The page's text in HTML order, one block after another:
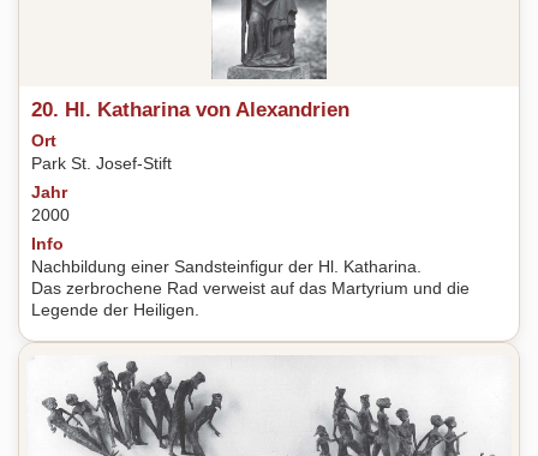
20. Hl. Katharina von Alexandrien
Ort
Park St. Josef-Stift
Jahr
2000
Info
Nachbildung einer Sandsteinfigur der Hl. Katharina.
Das zerbrochene Rad verweist auf das Martyrium und die
Legende der Heiligen.